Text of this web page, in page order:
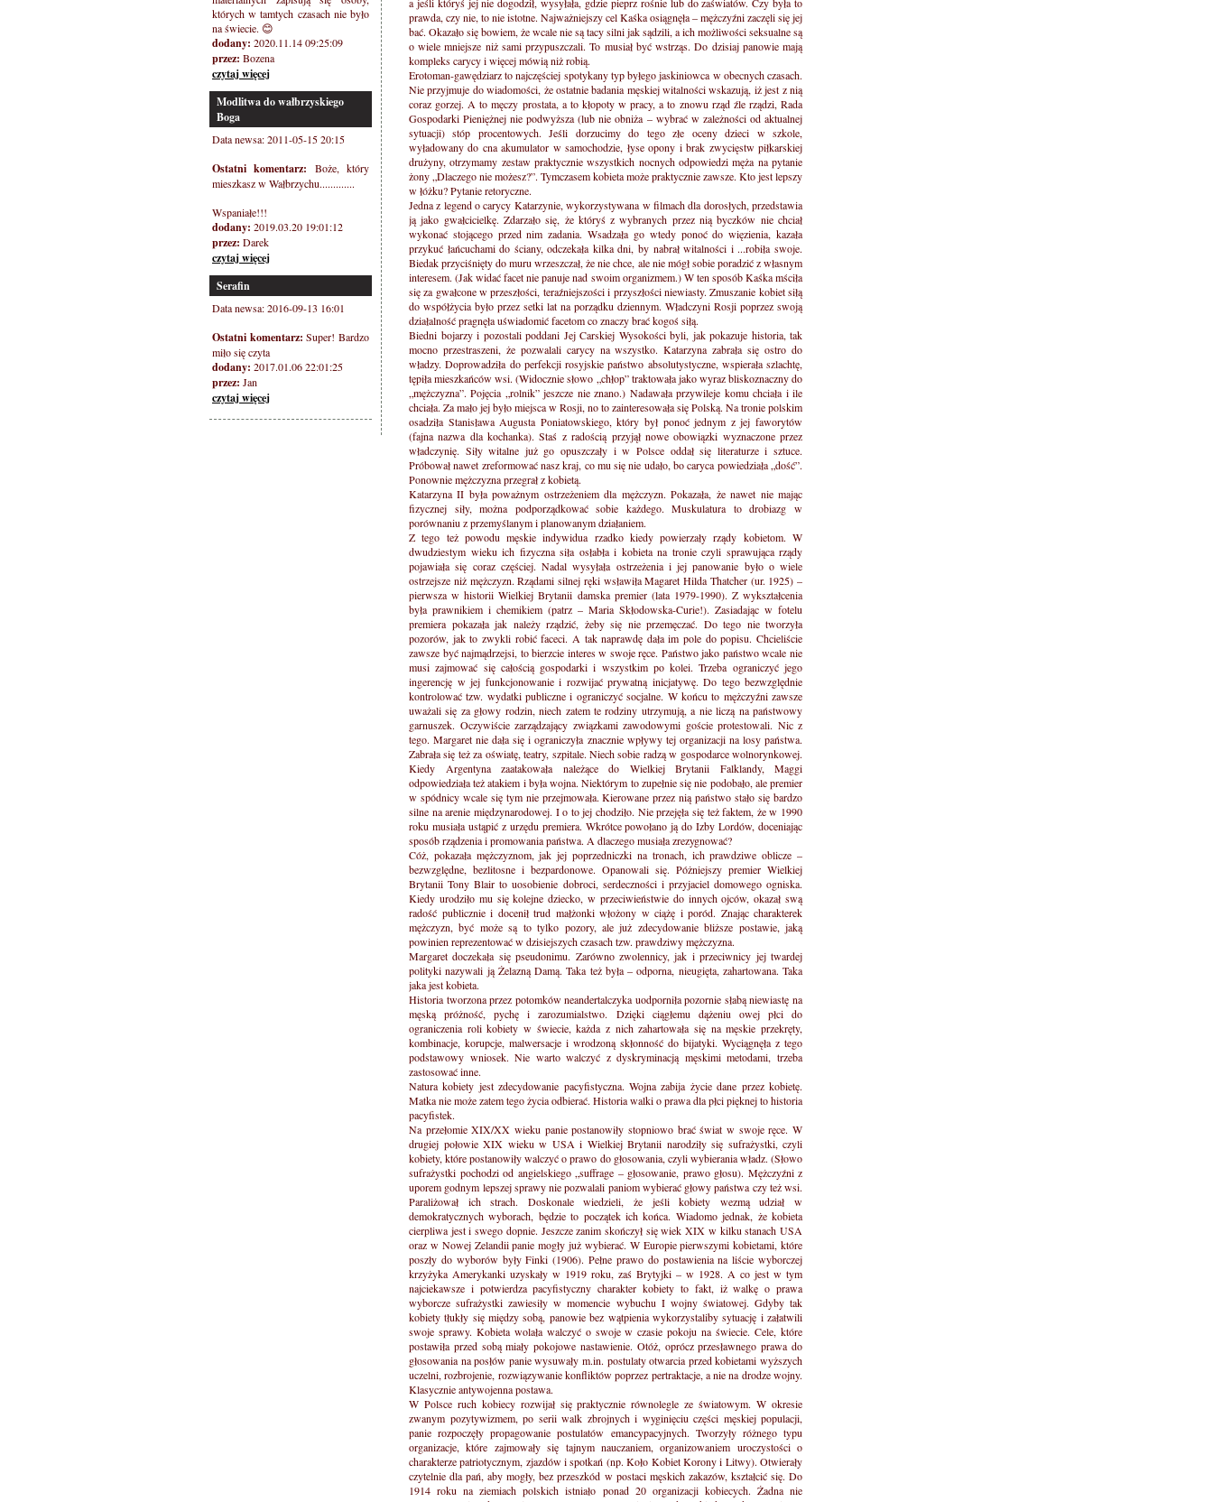
których w tamtych czasach nie było
na świecie. 😊
dodany: 2020.11.14 09:25:09
przez: Bozena
czytaj więcej
Modlitwa do wałbrzyskiego
Boga
Data newsa: 2011-05-15 20:15
Ostatni komentarz: Boże, który
mieszkasz w Wałbrzychu.............
Wspaniałe!!!
dodany: 2019.03.20 19:01:12
przez: Darek
czytaj więcej
Serafin
Data newsa: 2016-09-13 16:01
Ostatni komentarz: Super! Bardzo
miło się czyta
dodany: 2017.01.06 22:01:25
przez: Jan
czytaj więcej
prawda, czy nie, to nie istotne. Najważniejszy cel Kaśka osiągnęła – mężczyźni zaczęli się jej
bać. Okazało się bowiem, że wcale nie są tacy silni jak sądzili, a ich możliwości seksualne są
o wiele mniejsze niż sami przypuszczali. To musiał być wstrząs. Do dzisiaj panowie mają
kompleks carycy i więcej mówią niż robią.
Erotoman-gawędziarz to najczęściej spotykany typ byłego jaskiniowca w obecnych czasach.
Nie przyjmuje do wiadomości, że ostatnie badania męskiej witalności wskazują, iż jest z nią
coraz gorzej. A to męczy prostata, a to kłopoty w pracy, a to znowu rząd źle rządzi, Rada
Gospodarki Pieniężnej nie podwyższa (lub nie obniża – wybrać w zależności od aktualnej
sytuacji) stóp procentowych. Jeśli dorzucimy do tego złe oceny dzieci w szkole,
wyładowany do cna akumulator w samochodzie, łyse opony i brak zwycięstw piłkarskiej
drużyny, otrzymamy zestaw praktycznie wszystkich nocnych odpowiedzi męża na pytanie
żony „Dlaczego nie możesz?”. Tymczasem kobieta może praktycznie zawsze. Kto jest lepszy
w łóżku? Pytanie retoryczne.
Jedna z legend o carycy Katarzynie, wykorzystywana w filmach dla dorosłych, przedstawia
ją jako gwałcicielkę. Zdarzało się, że któryś z wybranych przez nią byczków nie chciał
wykonać stojącego przed nim zadania. Wsadzała go wtedy ponoć do więzienia, kazała
przykuć łańcuchami do ściany, odczekała kilka dni, by nabrał witalności i ...robiła swoje.
Biedak przyciśnięty do muru wrzeszczał, że nie chce, ale nie mógł sobie poradzić z własnym
interesem. (Jak widać facet nie panuje nad swoim organizmem.) W ten sposób Kaśka mściła
się za gwałcone w przeszłości, teraźniejszości i przyszłości niewiasty. Zmuszanie kobiet siłą
do współżycia było przez setki lat na porządku dziennym. Władczyni Rosji poprzez swoją
działalność pragnęła uświadomić facetom co znaczy brać kogoś siłą.
Biedni bojarzy i pozostali poddani Jej Carskiej Wysokości byli, jak pokazuje historia, tak
mocno przestraszeni, że pozwalali carycy na wszystko. Katarzyna zabrała się ostro do
władzy. Doprowadziła do perfekcji rosyjskie państwo absolutystyczne, wspierała szlachtę,
tępiła mieszkańców wsi. (Widocznie słowo „chłop” traktowała jako wyraz bliskoznaczny do
„mężczyzna”. Pojęcia „rolnik” jeszcze nie znano.) Nadawała przywileje komu chciała i ile
chciała. Za mało jej było miejsca w Rosji, no to zainteresowała się Polską. Na tronie polskim
osadziła Stanisława Augusta Poniatowskiego, który był ponoć jednym z jej faworytów
(fajna nazwa dla kochanka). Staś z radością przyjął nowe obowiązki wyznaczone przez
władczynię. Siły witalne już go opuszczały i w Polsce oddał się literaturze i sztuce.
Próbował nawet zreformować nasz kraj, co mu się nie udało, bo caryca powiedziała „dość”.
Ponownie mężczyzna przegrał z kobietą.
Katarzyna II była poważnym ostrzeżeniem dla mężczyzn. Pokazała, że nawet nie mając
fizycznej siły, można podporządkować sobie każdego. Muskulatura to drobiazg w
porównaniu z przemyślanym i planowanym działaniem.
Z tego też powodu męskie indywidua rzadko kiedy powierzały rządy kobietom. W
dwudziestym wieku ich fizyczna siła osłabła i kobieta na tronie czyli sprawująca rządy
pojawiała się coraz częściej. Nadal wysyłała ostrzeżenia i jej panowanie było o wiele
ostrzejsze niż mężczyzn. Rządami silnej ręki wsławiła Magaret Hilda Thatcher (ur. 1925) –
pierwsza w historii Wielkiej Brytanii damska premier (lata 1979-1990). Z wykształcenia
była prawnikiem i chemikiem (patrz – Maria Skłodowska-Curie!). Zasiadając w fotelu
premiera pokazała jak należy rządzić, żeby się nie przemęczać. Do tego nie tworzyła
pozorów, jak to zwykli robić faceci. A tak naprawdę dała im pole do popisu. Chcieliście
zawsze być najmądrzejsi, to bierzcie interes w swoje ręce. Państwo jako państwo wcale nie
musi zajmować się całością gospodarki i wszystkim po kolei. Trzeba ograniczyć jego
ingerencję w jej funkcjonowanie i rozwijać prywatną inicjatywę. Do tego bezwzględnie
kontrolować tzw. wydatki publiczne i ograniczyć socjalne. W końcu to mężczyźni zawsze
uważali się za głowy rodzin, niech zatem te rodziny utrzymują, a nie liczą na państwowy
garnuszek. Oczywiście zarządzający związkami zawodowymi goście protestowali. Nic z
tego. Margaret nie dała się i ograniczyła znacznie wpływy tej organizacji na losy państwa.
Zabrała się też za oświatę, teatry, szpitale. Niech sobie radzą w gospodarce wolnorynkowej.
Kiedy Argentyna zaatakowała należące do Wielkiej Brytanii Falklandy, Maggi
odpowiedziała też atakiem i była wojna. Niektórym to zupełnie się nie podobało, ale premier
w spódnicy wcale się tym nie przejmowała. Kierowane przez nią państwo stało się bardzo
silne na arenie międzynarodowej. I o to jej chodziło. Nie przejęła się też faktem, że w 1990
roku musiała ustąpić z urzędu premiera. Wkrótce powołano ją do Izby Lordów, doceniając
sposób rządzenia i promowania państwa. A dlaczego musiała zrezygnować?
Cóż, pokazała mężczyznom, jak jej poprzedniczki na tronach, ich prawdziwe oblicze –
bezwzględne, bezlitosne i bezpardonowe. Opanowali się. Póżniejszy premier Wielkiej
Brytanii Tony Blair to uosobienie dobroci, serdeczności i przyjaciel domowego ogniska.
Kiedy urodziło mu się kolejne dziecko, w przeciwieństwie do innych ojców, okazał swą
radość publicznie i docenił trud małżonki włożony w ciążę i poród. Znając charakterek
mężczyzn, być może są to tylko pozory, ale już zdecydowanie bliższe postawie, jaką
powinien reprezentować w dzisiejszych czasach tzw. prawdziwy mężczyzna.
Margaret doczekała się pseudonimu. Zarówno zwolennicy, jak i przeciwnicy jej twardej
polityki nazywali ją Żelazną Damą. Taka też była – odporna, nieugięta, zahartowana. Taka
jaka jest kobieta.
Historia tworzona przez potomków neandertalczyka uodporniła pozornie słabą niewiastę na
męską próżność, pychę i zarozumialstwo. Dzięki ciągłemu dążeniu owej płci do
ograniczenia roli kobiety w świecie, każda z nich zahartowała się na męskie przekręty,
kombinacje, korupcje, malwersacje i wrodzoną skłonność do bijatyki. Wyciągnęła z tego
podstawowy wniosek. Nie warto walczyć z dyskryminacją męskimi metodami, trzeba
zastosować inne.
Natura kobiety jest zdecydowanie pacyfistyczna. Wojna zabija życie dane przez kobietę.
Matka nie może zatem tego życia odbierać. Historia walki o prawa dla płci pięknej to historia
pacyfistek.
Na przełomie XIX/XX wieku panie postanowiły stopniowo brać świat w swoje ręce. W
drugiej połowie XIX wieku w USA i Wielkiej Brytanii narodziły się sufrażystki, czyli
kobiety, które postanowiły walczyć o prawo do głosowania, czyli wybierania władz. (Słowo
sufrażystki pochodzi od angielskiego „suffrage – głosowanie, prawo głosu). Mężczyźni z
uporem godnym lepszej sprawy nie pozwalali paniom wybierać głowy państwa czy też wsi.
Paraliżował ich strach. Doskonale wiedzieli, że jeśli kobiety wezmą udział w
demokratycznych wyborach, będzie to początek ich końca. Wiadomo jednak, że kobieta
cierpliwa jest i swego dopnie. Jeszcze zanim skończył się wiek XIX w kilku stanach USA
oraz w Nowej Zelandii panie mogły już wybierać. W Europie pierwszymi kobietami, które
poszły do wyborów były Finki (1906). Pełne prawo do postawienia na liście wyborczej
krzyżyka Amerykanki uzyskały w 1919 roku, zaś Brytyjki – w 1928. A co jest w tym
najciekawsze i potwierdza pacyfistyczny charakter kobiety to fakt, iż walkę o prawa
wyborcze sufrażystki zawiesiły w momencie wybuchu I wojny światowej. Gdyby tak
kobiety tłukły się między sobą, panowie bez wątpienia wykorzystaliby sytuację i załatwili
swoje sprawy. Kobieta wolała walczyć o swoje w czasie pokoju na świecie. Cele, które
postawiła przed sobą miały pokojowe nastawienie. Otóż, oprócz przesławnego prawa do
głosowania na posłów panie wysuwały m.in. postulaty otwarcia przed kobietami wyższych
uczelni, rozbrojenie, rozwiązywanie konfliktów poprzez pertraktacje, a nie na drodze wojny.
Klasycznie antywojenna postawa.
W Polsce ruch kobiecy rozwijał się praktycznie równolegle ze światowym. W okresie
zwanym pozytywizmem, po serii walk zbrojnych i wyginięciu części męskiej populacji,
panie rozpoczęły propagowanie postulatów emancypacyjnych. Tworzyły różnego typu
organizacje, które zajmowały się tajnym nauczaniem, organizowaniem uroczystości o
charakterze patriotycznym, zjazdów i spotkań (np. Koło Kobiet Korony i Litwy). Otwierały
czytelnie dla pań, aby mogły, bez przeszkód w postaci męskich zakazów, kształcić się. Do
1914 roku na ziemiach polskich istniało ponad 20 organizacji kobiecych. Żadna nie